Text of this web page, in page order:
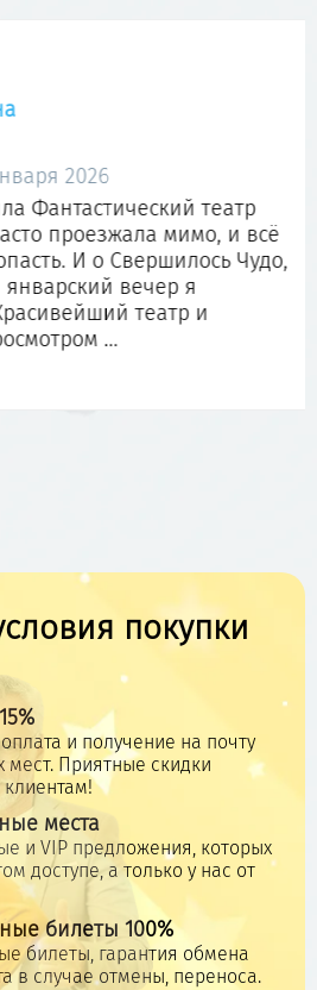
2026
Фантастический театр
проезжала мимо, и всё
И о Свершилось Чудо,
вечер я
театр и
...
покупки
и получение на почту
мест. Приятные скидки
места
и VIP предложения, которых
доступе, а только у нас от
билеты 100%
билеты, гарантия обмена
в случае отмены, переноса.